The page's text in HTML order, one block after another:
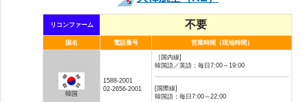
リコンファーム 不要
国名 電話番号 営業時間（現地時間）
韓国
1588-2001
02-2656-2001
［国内線]
韓国語／英語：毎日7:00～19:00
[国際線]
韓国語：毎日7:00～22:00